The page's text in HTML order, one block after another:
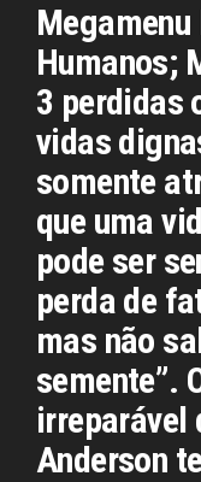
Humanos;
3 perdidas
vidas
somente
que uma
pode ser
perda de
mas não
semente”.
irreparável
Anderson